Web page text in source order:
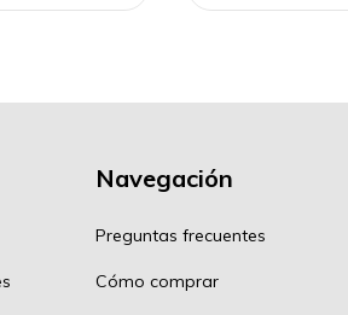
Navegación
Preguntas frecuentes
Cómo comprar